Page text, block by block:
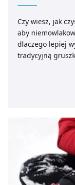
Czy wiesz, jak
aby
dlaczego lepiej
tradycyjną